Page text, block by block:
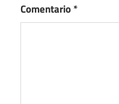
Comentario*